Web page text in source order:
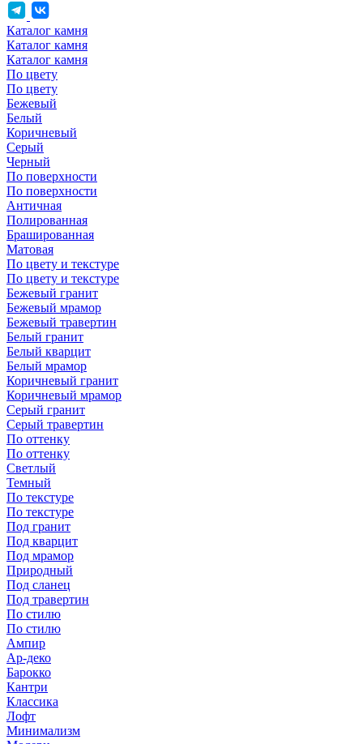
Каталог камня
Каталог камня
Каталог камня
По цвету
По цвету
Бежевый
Белый
Коричневый
Серый
Черный
По поверхности
По поверхности
Античная
Полированная
Брашированная
Матовая
По цвету и текстуре
По цвету и текстуре
Бежевый гранит
Бежевый мрамор
Бежевый травертин
Белый гранит
Белый кварцит
Белый мрамор
Коричневый гранит
Коричневый мрамор
Серый гранит
Серый травертин
По оттенку
По оттенку
Светлый
Темный
По текстуре
По текстуре
Под гранит
Под кварцит
Под мрамор
Природный
Под сланец
Под травертин
По стилю
По стилю
Ампир
Ар-деко
Барокко
Кантри
Классика
Лофт
Минимализм